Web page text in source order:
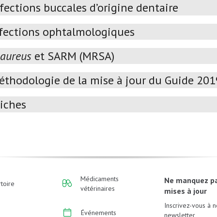
buccales d’origine dentaire
ophtalmologiques
et SARM (MRSA)
de la mise à jour du Guide
Médicaments
vétérinaires
Événements
Ne manquez
mises à jour
Inscrivez-vous à
newsletter